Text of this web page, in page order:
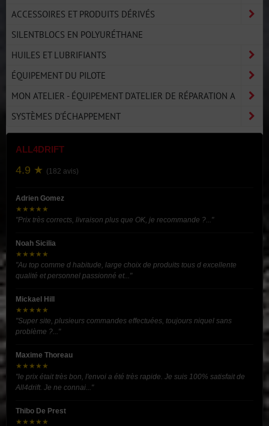
ACCESSOIRES ET PRODUITS DÉRIVÉS
SILENTBLOCS EN POLYURÉTHANE
HUILES ET LUBRIFIANTS
ÉQUIPEMENT DU PILOTE
MON ATELIER - ÉQUIPEMENT D'ATELIER DE RÉPARATION A
SYSTÈMES D'ÉCHAPPEMENT
ALL4DRIFT
4.9 ★ (182 avis)
Adrien Gomez
★★★★★
"Prix très corrects, livraison plus que OK, je recommande ?..."
Noah Sicilia
★★★★★
"Au top comme d habitude, large choix de produits tous d excellente
qualité et personnel passionné et..."
Mickael Hill
★★★★★
"Super site, plusieurs commandes effectuées, toujours niquel sans
problème ?..."
Maxime Thoreau
★★★★★
"le prix était très bon, l'envoi a été très rapide. Je suis 100% satisfait de
All4drift. Je ne connai..."
Thibo De Prest
★★★★★